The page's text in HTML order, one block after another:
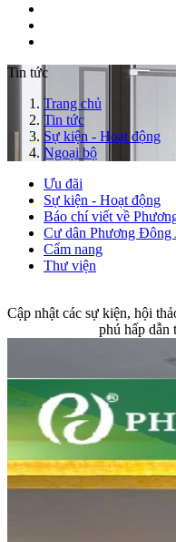
Tin tức
Trang chủ
Tin tức
Sự kiện - Hoạt động
Ngoại bộ
Ưu đãi
Sự kiện - Hoạt động
Báo chí viết về
Cư dân Phương Đông
Cẩm nang
Thư viện
Cập nhật các sự kiện, hội
phú hấp dẫn